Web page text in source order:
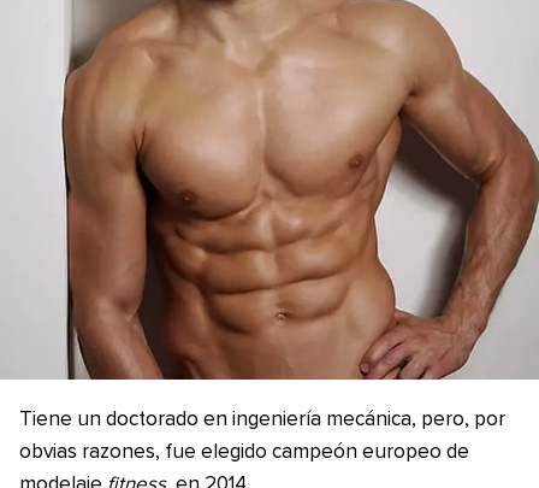
Tiene un doctorado en ingeniería mecánica, pero, por
obvias razones, fue elegido campeón europeo de